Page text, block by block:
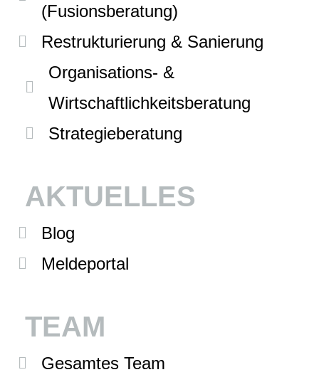
(Fusionsberatung)
Restrukturierung & Sanierung
Organisations- &
Wirtschaftlichkeitsberatung
Strategieberatung
AKTUELLES
Blog
Meldeportal
TEAM
Gesamtes Team